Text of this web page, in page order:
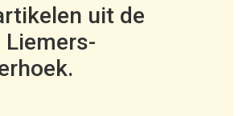
uit de
Liemers-